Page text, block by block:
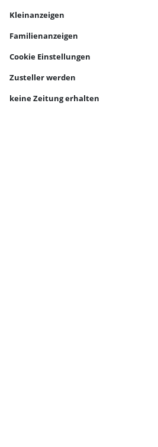
Kleinanzeigen
Familienanzeigen
Cookie Einstellungen
Zusteller werden
keine Zeitung erhalten